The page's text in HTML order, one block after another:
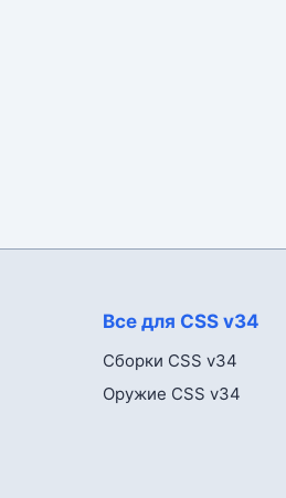
Все для CSS v34
Сборки CSS v34
Оружие CSS v34